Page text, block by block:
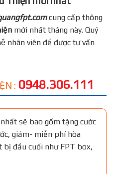
cung cấp thông
mới nhất tháng này. Quý
nhân viên để được tư vấn
: 0948.306.111
sẽ bao gồm tặng cước
giảm- miễn phí hòa
đầu cuối như FPT box,